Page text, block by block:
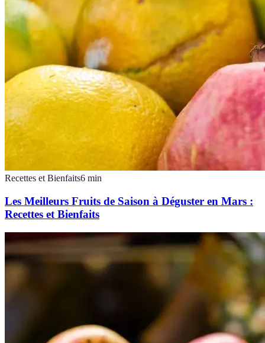
Recettes et Bienfaits6 min
Les Meilleurs Fruits de Saison à Déguster en Mars :
Recettes et Bienfaits